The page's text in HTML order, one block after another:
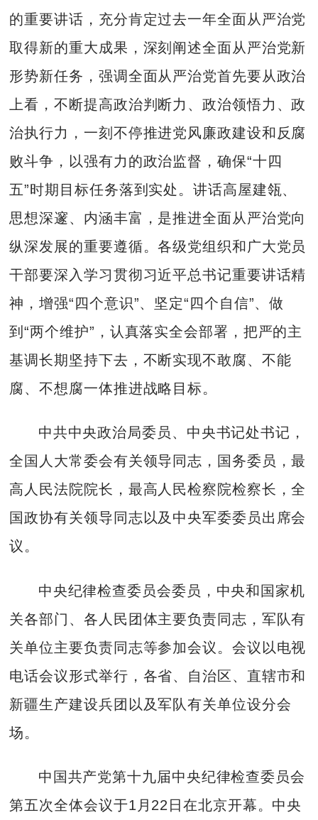
的重要讲话，充分肯定过去一年全面从严治党
取得新的重大成果，深刻阐述全面从严治党新
形势新任务，强调全面从严治党首先要从政治
上看，不断提高政治判断力、政治领悟力、政
治执行力，一刻不停推进党风廉政建设和反腐
败斗争，以强有力的政治监督，确保“十四
五”时期目标任务落到实处。讲话高屋建瓴、
思想深邃、内涵丰富，是推进全面从严治党向
纵深发展的重要遵循。各级党组织和广大党员
干部要深入学习贯彻习近平总书记重要讲话精
神，增强“四个意识”、坚定“四个自信”、做
到“两个维护”，认真落实全会部署，把严的主
基调长期坚持下去，不断实现不敢腐、不能
腐、不想腐一体推进战略目标。
中共中央政治局委员、中央书记处书记，
全国人大常委会有关领导同志，国务委员，最
高人民法院院长，最高人民检察院检察长，全
国政协有关领导同志以及中央军委委员出席会
议。
中央纪律检查委员会委员，中央和国家机
关各部门、各人民团体主要负责同志，军队有
关单位主要负责同志等参加会议。会议以电视
电话会议形式举行，各省、自治区、直辖市和
新疆生产建设兵团以及军队有关单位设分会
场。
中国共产党第十九届中央纪律检查委员会
第五次全体会议于1月22日在北京开幕。中央